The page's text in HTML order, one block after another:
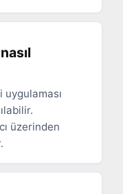
üzerinden